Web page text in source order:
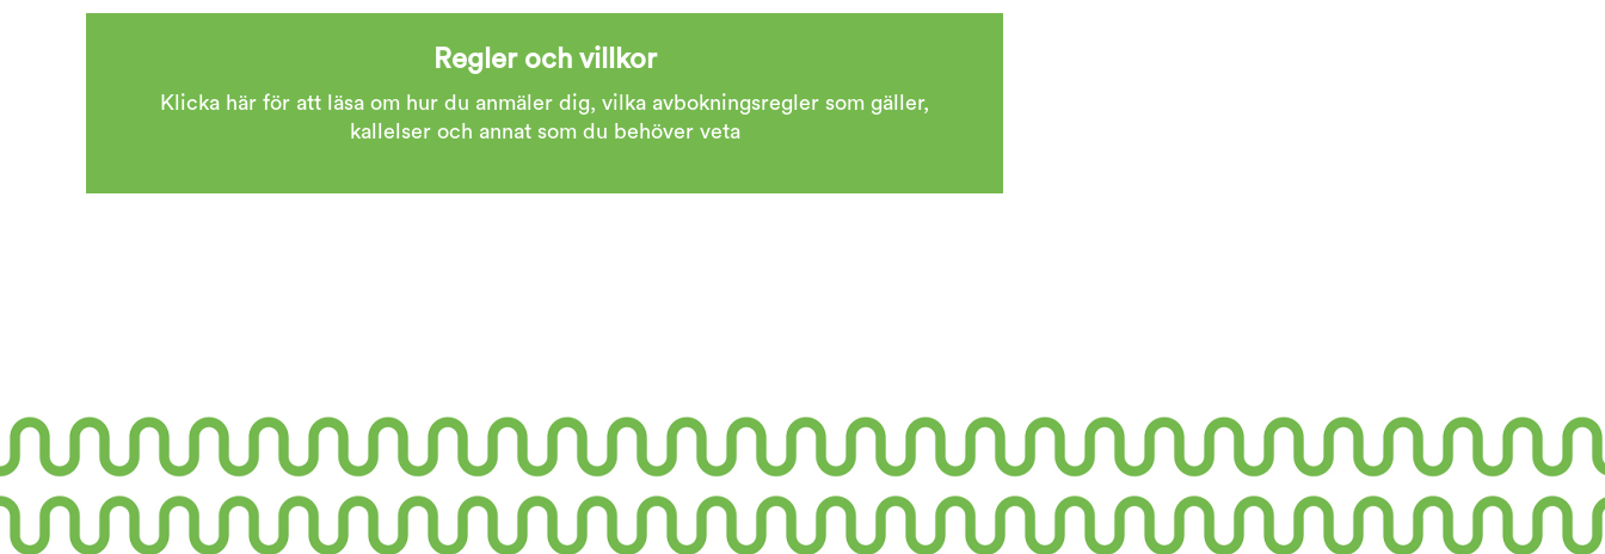
Regler och villkor
Klicka här för att läsa om hur du anmäler dig, vilka avbokningsregler som gäller,
kallelser och annat som du behöver veta